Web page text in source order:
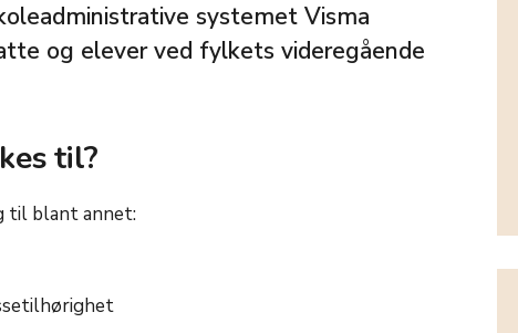
systemet Visma
og elever ved fylkets videregående
til?
til blant annet: